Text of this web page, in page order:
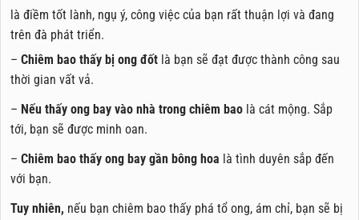
là điềm tốt lành, ngụ ý, công việc của bạn rất thuận lợi và đang
trên đà phát triển.
– Chiêm bao thấy bị ong đốt là bạn sẽ đạt được thành công sau
thời gian vất vả.
– Nếu thấy ong bay vào nhà trong chiêm bao là cát mộng. Sắp
tới, bạn sẽ được minh oan.
– Chiêm bao thấy ong bay gần bông hoa là tình duyên sắp đến
với bạn.
Tuy nhiên, nếu bạn chiêm bao thấy phá tổ ong, ám chỉ, bạn sẽ bị